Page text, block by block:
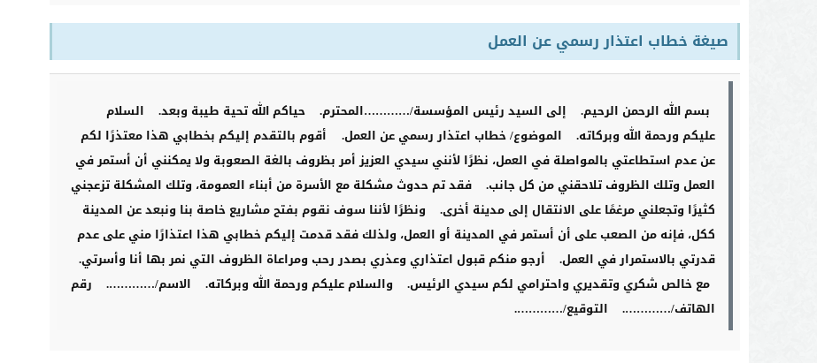
صيغة خطاب اعتذار رسمي عن العمل
بسم الله الرحمن الرحيم. إلى السيد رئيس المؤسسة/…………المحترم. حياكم الله تحية طيبة وبعد.
السلام
عليكم ورحمة الله وبركاته.
الموضوع/ خطاب اعتذار رسمي عن العمل.
أقوم بالتقدم إليكم بخطابي هذا معتذرًا لكم
عن عدم استطاعتي بالمواصلة في العمل، نظرًا لأنني سيدي العزيز أمر بظروف بالغة الصعوبة ولا يمكنني أن أستمر في
العمل وتلك الظروف تلاحقني من كل جانب.
فقد تم حدوث مشكلة مع الأسرة من أبناء العمومة، وتلك المشكلة تزعجني
كثيرًا وتجعلني مرغمًا على الانتقال إلى مدينة أخرى.
ونظرًا لأننا سوف نقوم بفتح مشاريع خاصة بنا ونبعد عن المدينة
ككل، فإنه من الصعب على أن أستمر في المدينة أو العمل، ولذلك فقد قدمت إليكم خطابي هذا اعتذارًا مني على عدم
قدرتي بالاستمرار في العمل.
أرجو منكم قبول اعتذاري وعذري بصدر رحب ومراعاة الظروف التي نمر بها أنا وأسرتي.
مع خالص شكري وتقديري واحترامي لكم سيدي الرئيس.
والسلام عليكم ورحمة الله وبركاته. الاسم/………….
رقم
الهاتف/………….
التوقيع/………….